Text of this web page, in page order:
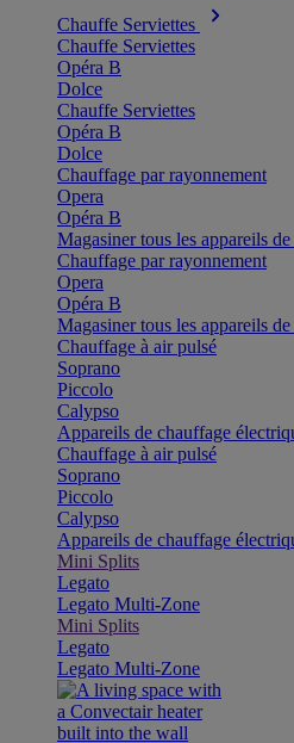
Chauffe Serviettes
Chauffe Serviettes
Opéra B
Dolce
Chauffe Serviettes
Opéra B
Dolce
Chauffage par rayonnement
Opera
Opéra B
Magasiner tous les appareils
Chauffage par rayonnement
Opera
Opéra B
Magasiner tous les appareils
Chauffage à air pulsé
Soprano
Piccolo
Calypso
Appareils de chauffage
Chauffage à air pulsé
Soprano
Piccolo
Calypso
Appareils de chauffage
Mini Splits
Legato
Legato Multi-Zone
Mini Splits
Legato
Legato Multi-Zone